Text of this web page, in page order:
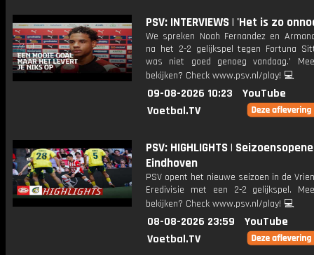
PSV: INTERVIEWS | 'Het is zo
We spreken Noah Fernandez en
na het 2-2 gelijkspel tegen Fortuna
was niet goed genoeg vandaag.'
bekijken? Check www.psv.nl/play! 💻
09-08-2026 10:23
YouTube
Voetbal.TV
PSV: HIGHLIGHTS |
Eindhoven
PSV opent het nieuwe seizoen in de
Eredivisie met een 2-2 gelijkspel.
bekijken? Check www.psv.nl/play! 💻
08-08-2026 23:59
YouTube
Voetbal.TV